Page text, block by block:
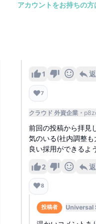
アカウントをお持ちの方
コメント一覧
上記ならば検討する
1
❤️7
クラウド 外資企業
前回の投稿から拝見
気のいる(社内調整も
良い採用ができるよ
2
❤️8
投稿者 Universal